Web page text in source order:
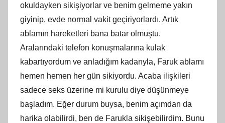
okuldayken sikişiyorlar ve benim gelmeme yakın
giyinip, evde normal vakit geçiriyorlardı. Artık
ablamın hareketleri bana batar olmuştu.
Aralarındaki telefon konuşmalarına kulak
kabartıyordum ve anladığım kadarıyla, Faruk ablamı
hemen hemen her gün sikiyordu. Acaba ilişkileri
sadece seks üzerine mi kurulu diye düşünmeye
başladım. Eğer durum buysa, benim açımdan da
harika olabilirdi, ben de Farukla sikişebilirdim. Bunu